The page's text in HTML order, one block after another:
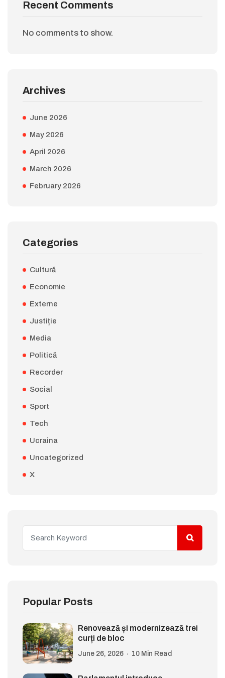
Recent Comments
No comments to show.
Archives
June 2026
May 2026
April 2026
March 2026
February 2026
Categories
Cultură
Economie
Externe
Justiție
Media
Politică
Recorder
Social
Sport
Tech
Ucraina
Uncategorized
X
Popular Posts
Renovează și modernizează trei
curți de bloc
June 26, 2026 10 Min Read